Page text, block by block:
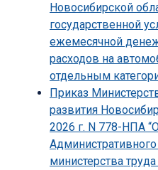
Новосибирской
государственной
ежемесячной
расходов на
отдельным
Приказ
развития
2026 г. N 778-НПА
министерства